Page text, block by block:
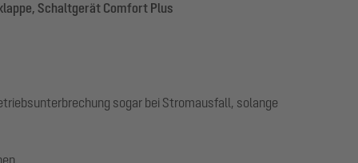
Schaltgerät Comfort Plus
sogar bei Stromausfall, solange